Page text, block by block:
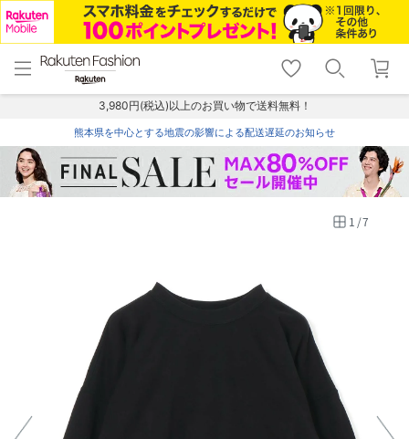
menu home
トップ
shopping_cart lock_outline
ログイン
3,980円(税込)以上のお買い物で送料無料！
熊本県を中心とする地震の影響による配送遅延のお知らせ
1 /7